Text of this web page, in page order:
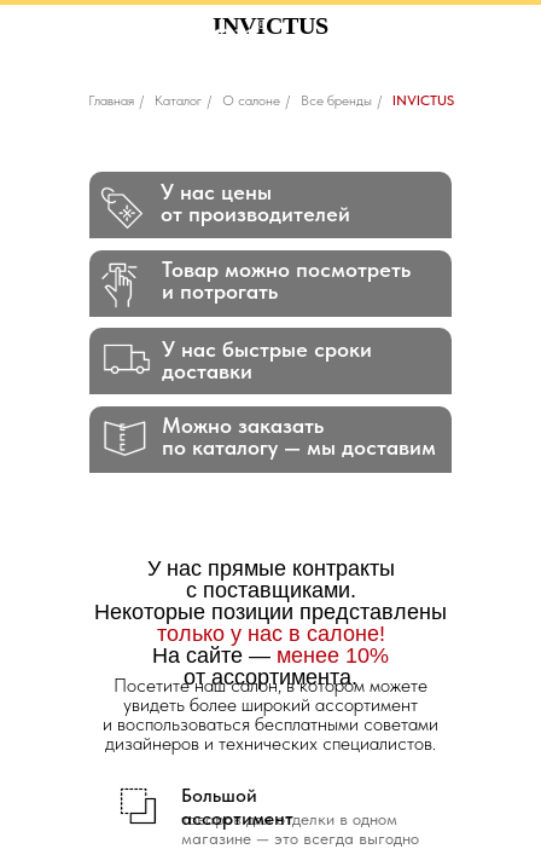
INVICTUS
Главная / Каталог / О салоне / Все бренды / INVICTUS
Можно заказать
по каталогу — мы доставим
У нас быстрые сроки
доставки
Товар можно посмотреть
и потрогать
У нас цены
от производителей
товаров для отделки в одном
магазине — это всегда выгодно
Большой
ассортимент
У нас прямые контракты
с поставщиками.
Некоторые позиции представлены
только у нас в салоне!
На сайте — менее 10%
от ассортимента.
Посетите наш салон, в котором можете
увидеть более широкий ассортимент
и воспользоваться бесплатными советами
дизайнеров и технических специалистов.